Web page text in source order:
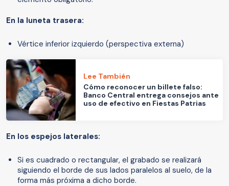
En la luneta trasera:
Vértice inferior izquierdo (perspectiva externa)
Lee También
Cómo reconocer un billete falso:
Banco Central entrega consejos ante
uso de efectivo en Fiestas Patrias
En los espejos laterales:
Si es cuadrado o rectangular, el grabado se realizará
siguiendo el borde de sus lados paralelos al suelo, de la
forma más próxima a dicho borde.